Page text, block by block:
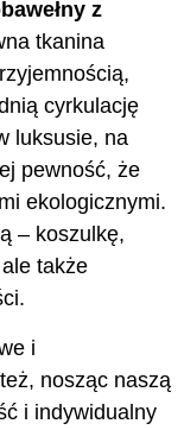
z
tkanina
cyrkulację
luksusie, na
pewność, że
ekologicznymi.
– koszulkę,
także
i
nosząc naszą
i indywidualny